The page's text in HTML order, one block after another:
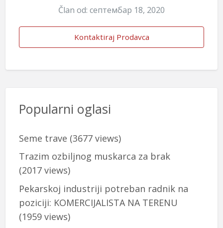
Član od: септембар 18, 2020
Kontaktiraj Prodavca
Popularni oglasi
Seme trave (3677 views)
Trazim ozbiljnog muskarca za brak
(2017 views)
Pekarskoj industriji potreban radnik na
poziciji: KOMERCIJALISTA NA TERENU
(1959 views)